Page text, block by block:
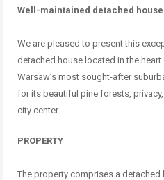
Well-maintained detached
We are pleased to present this
detached house located in the
Warsaw’s most sought-after
for its beautiful pine forests,
city center.
PROPERTY
The property comprises a